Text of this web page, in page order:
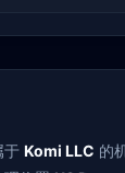
于 Komi LLC 的